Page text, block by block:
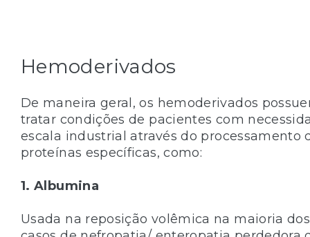
Hemoderivados
De maneira geral, os hemoderivados
tratar condições de pacientes com
escala industrial através do
proteínas específicas, como:
1. Albumina
Usada na reposição volêmica na maioria